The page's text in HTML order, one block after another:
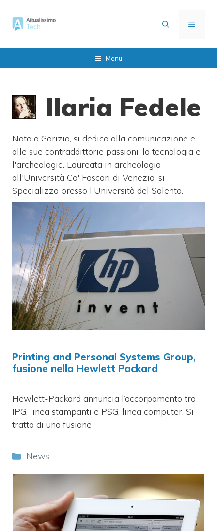
contenuto
MENU
Menu
Ilaria Fedele
Nata a Gorizia, si dedica alla comunicazione e
alle sue contraddittorie passioni: la tecnologia e
l'archeologia. Laureata in archeologia
all'Università Ca' Foscari di Venezia, si
Specializza presso l'Università del Salento.
Printing and Personal Systems Group,
fusione nella Hewlett Packard
Hewlett-Packard annuncia l’accorpamento tra
IPG, linea stampanti e PSG, linea computer. Si
tratta di una fusione
Categorie
News